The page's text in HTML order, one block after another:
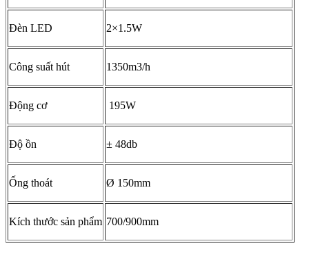
Đèn LED 2×1.5W
Công suất hút 1350m3/h
Động cơ 195W
Độ ồn ± 48db
Ống thoát Ø 150mm
Kích thước sản phẩm 700/900mm